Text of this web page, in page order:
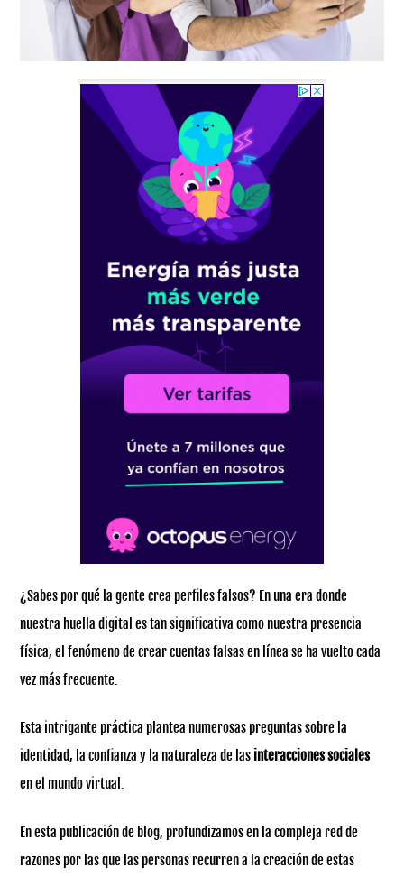
¿Sabes por qué la gente crea perfiles falsos? En una era donde
nuestra huella digital es tan significativa como nuestra presencia
física, el fenómeno de crear cuentas falsas en línea se ha vuelto cada
vez más frecuente.
Esta intrigante práctica plantea numerosas preguntas sobre la
identidad, la confianza y la naturaleza de las interacciones sociales
en el mundo virtual.
En esta publicación de blog, profundizamos en la compleja red de
razones por las que las personas recurren a la creación de estas